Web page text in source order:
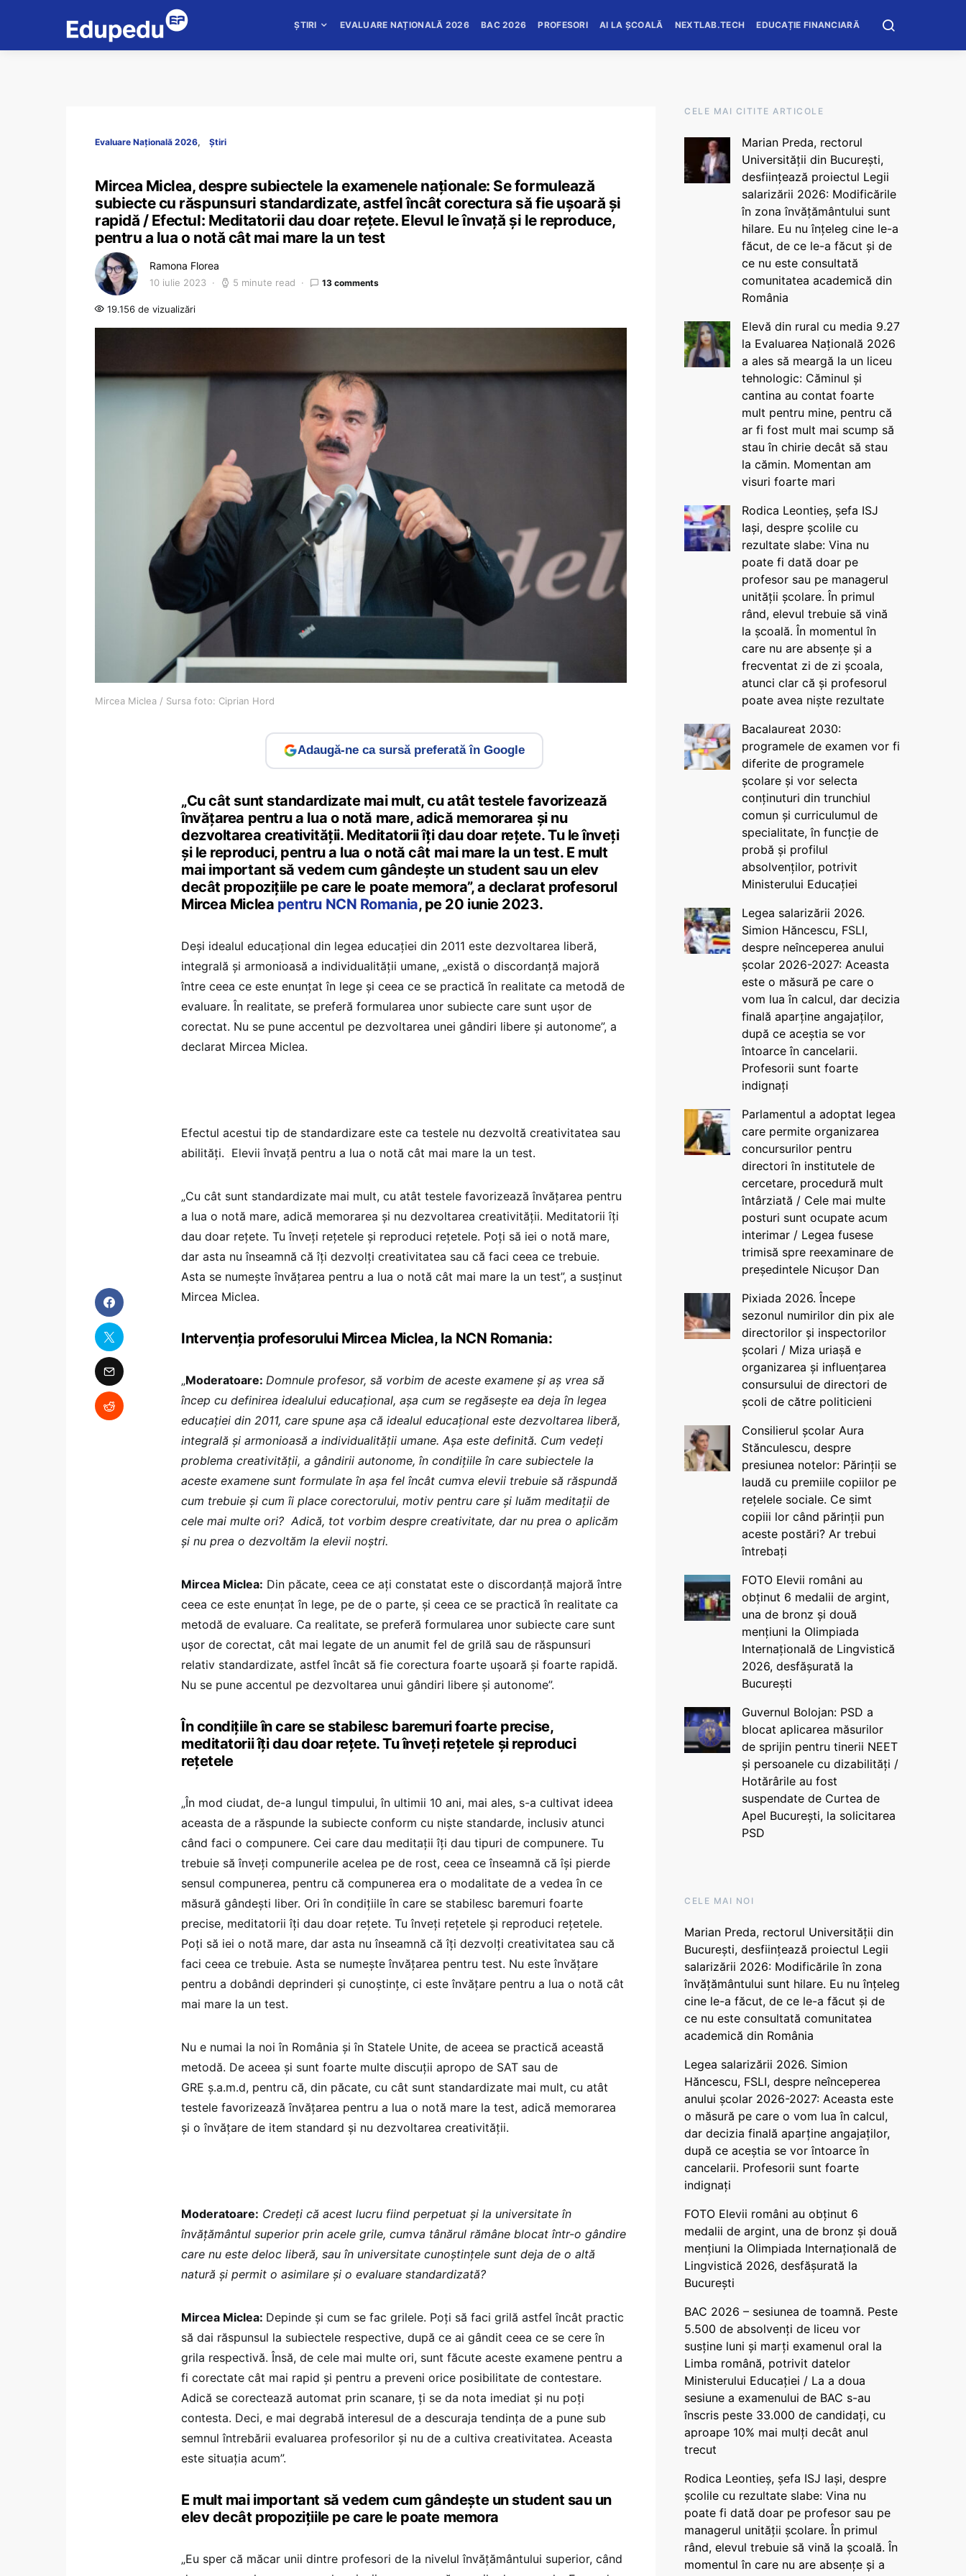
ȘTIRI EVALUARE NAȚIONALĂ 2026 BAC 2026 PROFESORI AI LA ȘCOALĂ NEXTLAB.TECH EDUCAȚIE FINANCIARĂ
Evaluare Națională 2026 Știri
Mircea Miclea, despre subiectele la examenele naționale: Se formulează
subiecte cu răspunsuri standardizate, astfel încât corectura să fie ușoară și
rapidă / Efectul: Meditatorii dau doar rețete. Elevul le învață și le reproduce,
pentru a lua o notă cât mai mare la un test
Ramona Florea
10 iulie 2023 5 minute read 13 comments
19.156 de vizualizări
Mircea Miclea / Sursa foto: Ciprian Hord
Adaugă-ne ca sursă preferată în Google
„Cu cât sunt standardizate mai mult, cu atât testele favorizează
învățarea pentru a lua o notă mare, adică memorarea și nu
dezvoltarea creativității. Meditatorii îți dau doar rețete. Tu le înveți
și le reproduci, pentru a lua o notă cât mai mare la un test. E mult
mai important să vedem cum gândește un student sau un elev
decât propozițiile pe care le poate memora”, a declarat profesorul
Mircea Miclea pentru NCN Romania, pe 20 iunie 2023.
Deși idealul educațional din legea educației din 2011 este dezvoltarea liberă,
integrală și armonioasă a individualității umane, „există o discordanță majoră
între ceea ce este enunțat în lege și ceea ce se practică în realitate ca metodă de
evaluare. În realitate, se preferă formularea unor subiecte care sunt ușor de
corectat. Nu se pune accentul pe dezvoltarea unei gândiri libere și autonome”, a
declarat Mircea Miclea.
Efectul acestui tip de standardizare este ca testele nu dezvoltă creativitatea sau
abilități. Elevii învață pentru a lua o notă cât mai mare la un test.
„Cu cât sunt standardizate mai mult, cu atât testele favorizează învățarea pentru
a lua o notă mare, adică memorarea și nu dezvoltarea creativității. Meditatorii îți
dau doar rețete. Tu înveți rețetele și reproduci rețetele. Poți să iei o notă mare,
dar asta nu înseamnă că îți dezvolți creativitatea sau că faci ceea ce trebuie.
Asta se numește învățarea pentru a lua o notă cât mai mare la un test”, a susținut
Mircea Miclea.
Intervenția profesorului Mircea Miclea, la NCN Romania:
„Moderatoare: Domnule profesor, să vorbim de aceste examene și aș vrea să
încep cu definirea idealului educațional, așa cum se regăsește ea deja în legea
educației din 2011, care spune așa că idealul educațional este dezvoltarea liberă,
integrală și armonioasă a individualității umane. Așa este definită. Cum vedeți
problema creativității, a gândirii autonome, în condițiile în care subiectele la
aceste examene sunt formulate în așa fel încât cumva elevii trebuie să răspundă
cum trebuie și cum îi place corectorului, motiv pentru care și luăm meditații de
cele mai multe ori? Adică, tot vorbim despre creativitate, dar nu prea o aplicăm
și nu prea o dezvoltăm la elevii noștri.
Mircea Miclea: Din păcate, ceea ce ați constatat este o discordanță majoră între
ceea ce este enunțat în lege, pe de o parte, și ceea ce se practică în realitate ca
metodă de evaluare. Ca realitate, se preferă formularea unor subiecte care sunt
ușor de corectat, cât mai legate de un anumit fel de grilă sau de răspunsuri
relativ standardizate, astfel încât să fie corectura foarte ușoară și foarte rapidă.
Nu se pune accentul pe dezvoltarea unui gândiri libere și autonome”.
În condițiile în care se stabilesc baremuri foarte precise,
meditatorii îți dau doar rețete. Tu înveți rețetele și reproduci
rețetele
„În mod ciudat, de-a lungul timpului, în ultimii 10 ani, mai ales, s-a cultivat ideea
aceasta de a răspunde la subiecte conform cu niște standarde, inclusiv atunci
când faci o compunere. Cei care dau meditații îți dau tipuri de compunere. Tu
trebuie să înveți compunerile acelea pe de rost, ceea ce înseamnă că își pierde
sensul compunerea, pentru că compunerea era o modalitate de a vedea în ce
măsură gândești liber. Ori în condițiile în care se stabilesc baremuri foarte
precise, meditatorii îți dau doar rețete. Tu înveți rețetele și reproduci rețetele.
Poți să iei o notă mare, dar asta nu înseamnă că îți dezvolți creativitatea sau că
faci ceea ce trebuie. Asta se numește învățarea pentru test. Nu este învățare
pentru a dobândi deprinderi și cunoștințe, ci este învățare pentru a lua o notă cât
mai mare la un test.
Nu e numai la noi în România și în Statele Unite, de aceea se practică această
metodă. De aceea și sunt foarte multe discuții apropo de SAT sau de
GRE ș.a.m.d, pentru că, din păcate, cu cât sunt standardizate mai mult, cu atât
testele favorizează învățarea pentru a lua o notă mare la test, adică memorarea
și o învățare de item standard și nu dezvoltarea creativității.
Moderatoare: Credeți că acest lucru fiind perpetuat și la universitate în
învățământul superior prin acele grile, cumva tânărul rămâne blocat într-o gândire
care nu este deloc liberă, sau în universitate cunoștințele sunt deja de o altă
natură și permit o asimilare și o evaluare standardizată?
Mircea Miclea: Depinde și cum se fac grilele. Poți să faci grilă astfel încât practic
să dai răspunsul la subiectele respective, după ce ai gândit ceea ce se cere în
grila respectivă. Însă, de cele mai multe ori, sunt făcute aceste examene pentru a
fi corectate cât mai rapid și pentru a preveni orice posibilitate de contestare.
Adică se corectează automat prin scanare, ți se da nota imediat și nu poți
contesta. Deci, e mai degrabă interesul de a descuraja tendința de a pune sub
semnul întrebării evaluarea profesorilor și nu de a cultiva creativitatea. Aceasta
este situația acum”.
E mult mai important să vedem cum gândește un student sau un
elev decât propozițiile pe care le poate memora
„Eu sper că măcar unii dintre profesori de la nivelul învățământului superior, când
CELE MAI CITITE ARTICOLE
Marian Preda, rectorul
Universității din București,
desființează proiectul Legii
salarizării 2026: Modificările
în zona învățământului sunt
hilare. Eu nu înțeleg cine le-a
făcut, de ce le-a făcut și de
ce nu este consultată
comunitatea academică din
România
Elevă din rural cu media 9.27
la Evaluarea Națională 2026
a ales să meargă la un liceu
tehnologic: Căminul și
cantina au contat foarte
mult pentru mine, pentru că
ar fi fost mult mai scump să
stau în chirie decât să stau
la cămin. Momentan am
visuri foarte mari
Rodica Leontieș, șefa ISJ
Iași, despre școlile cu
rezultate slabe: Vina nu
poate fi dată doar pe
profesor sau pe managerul
unității școlare. În primul
rând, elevul trebuie să vină
la școală. În momentul în
care nu are absențe și a
frecventat zi de zi școala,
atunci clar că și profesorul
poate avea niște rezultate
Bacalaureat 2030:
programele de examen vor fi
diferite de programele
școlare și vor selecta
conținuturi din trunchiul
comun și curriculumul de
specialitate, în funcție de
probă și profilul
absolvenților, potrivit
Ministerului Educației
Legea salarizării 2026.
Simion Hăncescu, FSLI,
despre neînceperea anului
școlar 2026-2027: Aceasta
este o măsură pe care o
vom lua în calcul, dar decizia
finală aparține angajaților,
după ce aceștia se vor
întoarce în cancelarii.
Profesorii sunt foarte
indignați
Parlamentul a adoptat legea
care permite organizarea
concursurilor pentru
directori în institutele de
cercetare, procedură mult
întârziată / Cele mai multe
posturi sunt ocupate acum
interimar / Legea fusese
trimisă spre reexaminare de
președintele Nicușor Dan
Pixiada 2026. Începe
sezonul numirilor din pix ale
directorilor și inspectorilor
școlari / Miza uriașă e
organizarea și influențarea
consursului de directori de
școli de către politicieni
Consilierul școlar Aura
Stănculescu, despre
presiunea notelor: Părinții se
laudă cu premiile copiilor pe
rețelele sociale. Ce simt
copiii lor când părinții pun
aceste postări? Ar trebui
întrebați
FOTO Elevii români au
obținut 6 medalii de argint,
una de bronz și două
mențiuni la Olimpiada
Internațională de Lingvistică
2026, desfășurată la
București
Guvernul Bolojan: PSD a
blocat aplicarea măsurilor
de sprijin pentru tinerii NEET
și persoanele cu dizabilități /
Hotărârile au fost
suspendate de Curtea de
Apel București, la solicitarea
PSD
CELE MAI NOI
Marian Preda, rectorul Universității din
București, desființează proiectul Legii
salarizării 2026: Modificările în zona
învățământului sunt hilare. Eu nu înțeleg
cine le-a făcut, de ce le-a făcut și de
ce nu este consultată comunitatea
academică din România
Legea salarizării 2026. Simion
Hăncescu, FSLI, despre neînceperea
anului școlar 2026-2027: Aceasta este
o măsură pe care o vom lua în calcul,
dar decizia finală aparține angajaților,
după ce aceștia se vor întoarce în
cancelarii. Profesorii sunt foarte
indignați
FOTO Elevii români au obținut 6
medalii de argint, una de bronz și două
mențiuni la Olimpiada Internațională de
Lingvistică 2026, desfășurată la
București
BAC 2026 – sesiunea de toamnă. Peste
5.500 de absolvenți de liceu vor
susține luni și marți examenul oral la
Limba română, potrivit datelor
Ministerului Educației / La a doua
sesiune a examenului de BAC s-au
înscris peste 33.000 de candidați, cu
aproape 10% mai mulți decât anul
trecut
Rodica Leontieș, șefa ISJ Iași, despre
școlile cu rezultate slabe: Vina nu
poate fi dată doar pe profesor sau pe
managerul unității școlare. În primul
rând, elevul trebuie să vină la școală. În
momentul în care nu are absențe și a